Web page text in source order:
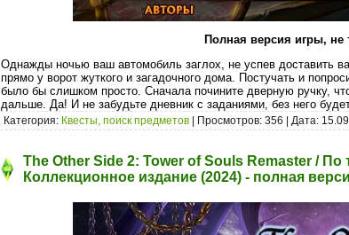
Полная версия игры, не
Однажды ночью ваш автомобиль заглох, не успев доставить
прямо у ворот жуткого и загадочного дома. Постучать и
было бы слишком просто. Сначала почините дверную ручку,
дальше. Да! И не забудьте дневник с заданиями, без него
Категория: Квесты, поиск предметов | Просмотров: 356 | Дата:
The Other Side 2: Tower of Souls Remaster /
Коллекционное издание (2024) - полная